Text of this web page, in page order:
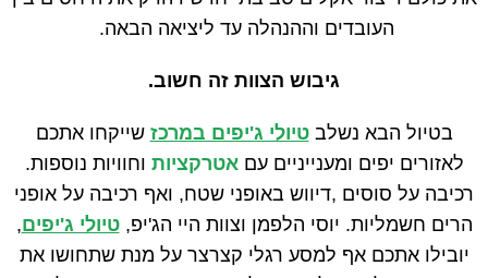
העובדים וההנהלה עד ליציאה הבאה.
גיבוש הצוות זה חשוב.
בטיול הבא נשלבטיולי ג'יפים במרכז שייקחו אתכם
לאזורים יפים ומענייניים עם אטרקציות וחוויות נוספות.
רכיבה על סוסים ,דיווש באופני שטח, ואף רכיבה על אופני
הרים חשמליות. יוסי הלפמן וצוות היי הג'יפ,טיולי ג'יפים,
יובילו אתכם אף למסע רגלי קצרצר על מנת שתחושו את